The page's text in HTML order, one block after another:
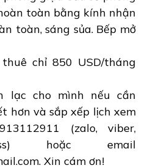
toàn bằng kính nhận
toàn, sáng sủa. Bếp mở
chỉ 850 USD/tháng
lạc cho mình nếu cần
hơn và sắp xếp lịch xem
(zalo, viber,
hoặc email
Xin cám ơn!